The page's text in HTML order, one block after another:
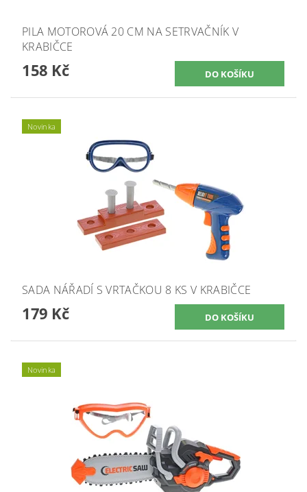
PILA MOTOROVÁ 20 CM NA SETRVAČNÍK V
KRABIČCE
158 Kč
Novinka
SADA NÁŘADÍ S VRTAČKOU 8 KS V KRABIČCE
179 Kč
Novinka